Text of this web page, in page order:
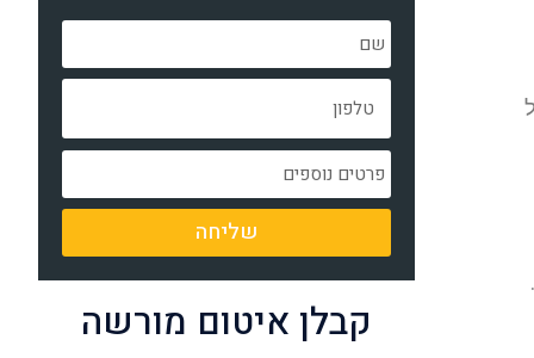
שליחה
קבלן איטום מורשה